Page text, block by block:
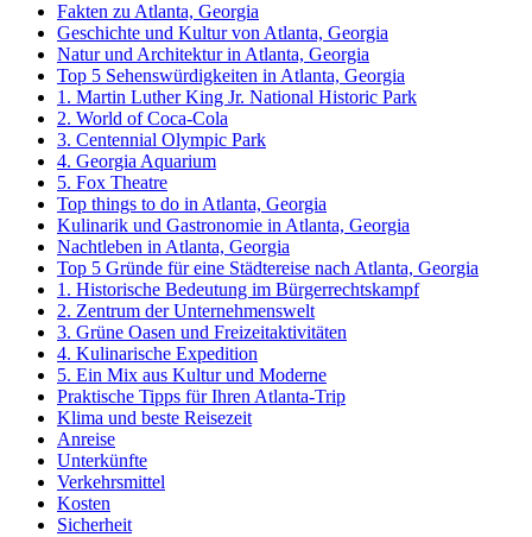
Fakten zu Atlanta, Georgia
Geschichte und Kultur von Atlanta, Georgia
Natur und Architektur in Atlanta, Georgia
Top 5 Sehenswürdigkeiten in Atlanta, Georgia
1. Martin Luther King Jr. National Historic Park
2. World of Coca-Cola
3. Centennial Olympic Park
4. Georgia Aquarium
5. Fox Theatre
Top things to do in Atlanta, Georgia
Kulinarik und Gastronomie in Atlanta, Georgia
Nachtleben in Atlanta, Georgia
Top 5 Gründe für eine Städtereise nach Atlanta, Georgia
1. Historische Bedeutung im Bürgerrechtskampf
2. Zentrum der Unternehmenswelt
3. Grüne Oasen und Freizeitaktivitäten
4. Kulinarische Expedition
5. Ein Mix aus Kultur und Moderne
Praktische Tipps für Ihren Atlanta-Trip
Klima und beste Reisezeit
Anreise
Unterkünfte
Verkehrsmittel
Kosten
Sicherheit